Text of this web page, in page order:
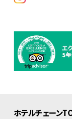
ホテルチェーン